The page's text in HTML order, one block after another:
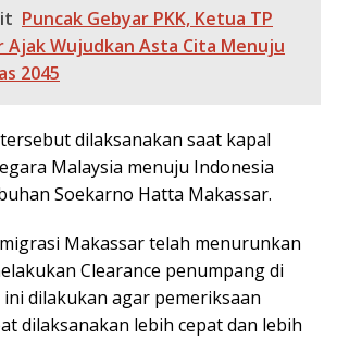
Puncak Gebyar PKK, Ketua TP
Ajak Wujudkan Asta Cita Menuju
2045
dilaksanakan saat kapal
Malaysia menuju Indonesia
Soekarno Hatta Makassar.
Makassar telah menurunkan
Clearance penumpang di
dilakukan agar pemeriksaan
dilaksanakan lebih cepat dan lebih